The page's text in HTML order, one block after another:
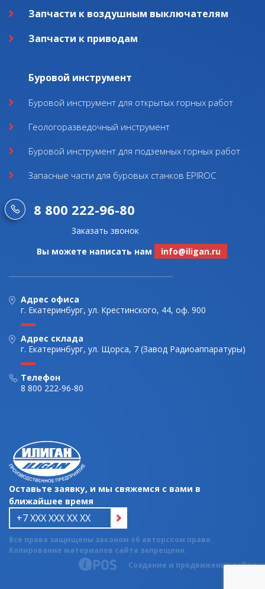
Запчасти к воздушным выключателям
Запчасти к приводам
Буровой инструмент
Буровой инструмент для открытых горных работ
Геологоразведочный инструмент
Буровой инструмент для подземных горных работ
Запасные части для буровых станков EPIROC
8 800 222-96-80
Заказать звонок
Вы можете написать нам
info@iligan.ru
Адрес офиса
г. Екатеринбург, ул. Крестинского, 44, оф. 900
Адрес склада
г. Екатеринбург, ул. Щорса, 7 (Завод Радиоаппаратуры)
Телефон
8 800 222-96-80
Оставьте заявку, и мы свяжемся с вами в
ближайшее время
Все права защищены законом об авторском праве.
Копирование материалов сайта запрещено.
Создание и продвижение сайта